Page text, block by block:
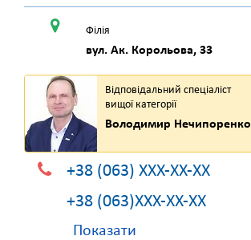
Філія
вул. Ак. Корольова, 33
Відповідальний спеціаліст
вищої категорії
Володимир Нечипоренко
+38 (063) XXX-XX-XX
+38 (063)XXX-XX-XX
Показати